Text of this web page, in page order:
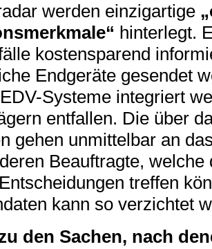
werden einzigartige
hinterlegt.
kostensparend
Endgeräte gesendet
Systeme integriert
entfallen. Die über
gehen unmittelbar an
Beauftragte,
treffen
kann so verzichtet
den Sachen, nach